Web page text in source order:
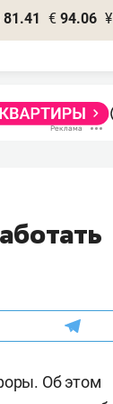
81.41 € 94.06 ¥
Об этом